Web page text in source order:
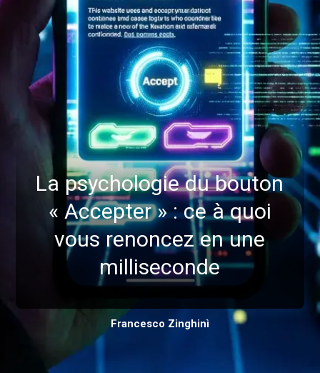
La psychologie du bouton
« Accepter » : ce à quoi
vous renoncez en une
milliseconde
Francesco Zinghinì